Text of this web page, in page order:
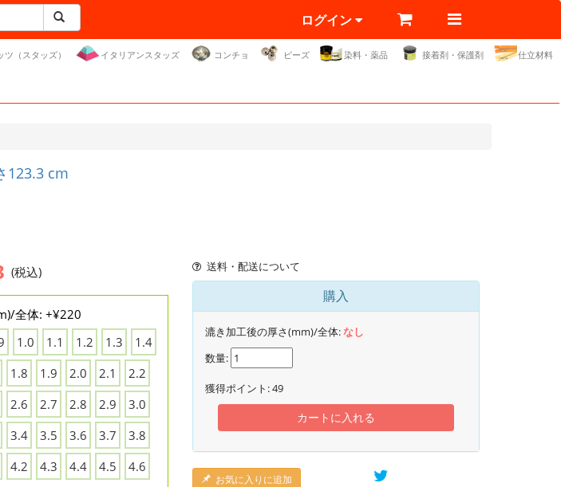
ログイン
ツ（スタッズ） イタリアンスタッズ コンチョ ビーズ 染料・薬品 接着剤・保護剤 仕立材料
123.3 cm
(税込)
全体: +¥220
1.0 1.1 1.2 1.3
1.4
1.8 1.9 2.0 2.1
2.2
2.6 2.7 2.8 2.9
3.0
3.4 3.5 3.6 3.7
3.8
4.2 4.3 4.4 4.5
4.6
送料・配送について
購入
漉き加工後の厚さ(mm)/全体:なし
数量:
獲得ポイント:49
カートに入れる
お気に入りに追加